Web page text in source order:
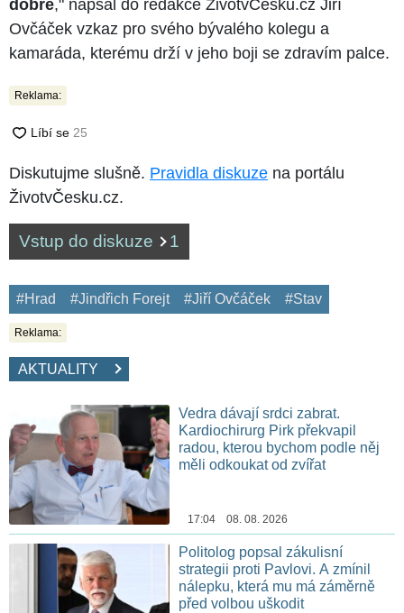
dobře," napsal do redakce ŽivotvČesku.cz Jiří
Ovčáček vzkaz pro svého bývalého kolegu a
kamaráda, kterému drží v jeho boji se zdravím palce.
Reklama:
Diskutujme slušně. Pravidla diskuze na portálu
ŽivotvČesku.cz.
Vstup do diskuze 1
#Hrad #Jindřich Forejt #Jiří Ovčáček #Stav
Reklama:
AKTUALITY
Vedra dávají srdci zabrat.
Kardiochirurg Pirk překvapil
radou, kterou bychom podle něj
měli odkoukat od zvířat
17:04 08. 08. 2026
Politolog popsal zákulisní
strategii proti Pavlovi. A zmínil
nálepku, která mu má záměrně
před volbou uškodit